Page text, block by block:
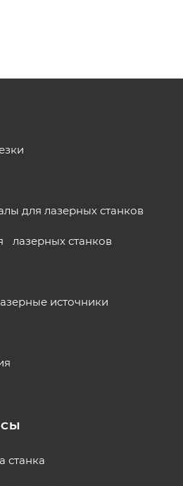
для лазерных станков
лазерных станков
источники
станка